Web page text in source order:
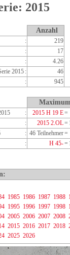
2015
Anzahl
:
219
:
17
:
4.26
2015 :
46
: 945
: 2015 H 19 E=
: 2015 2.OL=
: 46 Teilnehmer=
: H 45-=
1985 1986 1987 1988
1995 1996 1997 1998
2005 2006 2007 2008
2015 2016 2017 2018
2025 2026